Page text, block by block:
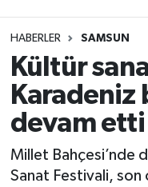
HABERLER SAMSUN
Kültür
Karadeniz
devam etti
Millet Bahçesi’nde
Sanat Festivali,
Süper Lig Puan
Tüm Manşetler
Son Dakika
Haber Arşivi